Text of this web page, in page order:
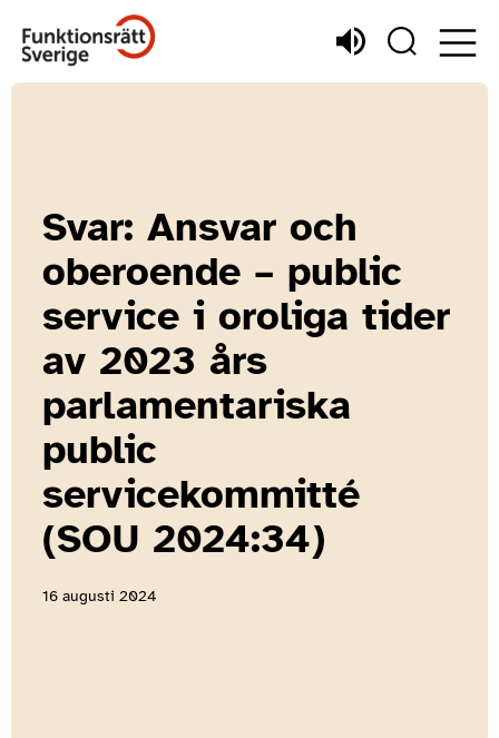
Svar: Ansvar och
oberoende – public
service i oroliga tider
av 2023 års
parlamentariska
public
servicekommitté
(SOU 2024:34)
16 augusti 2024